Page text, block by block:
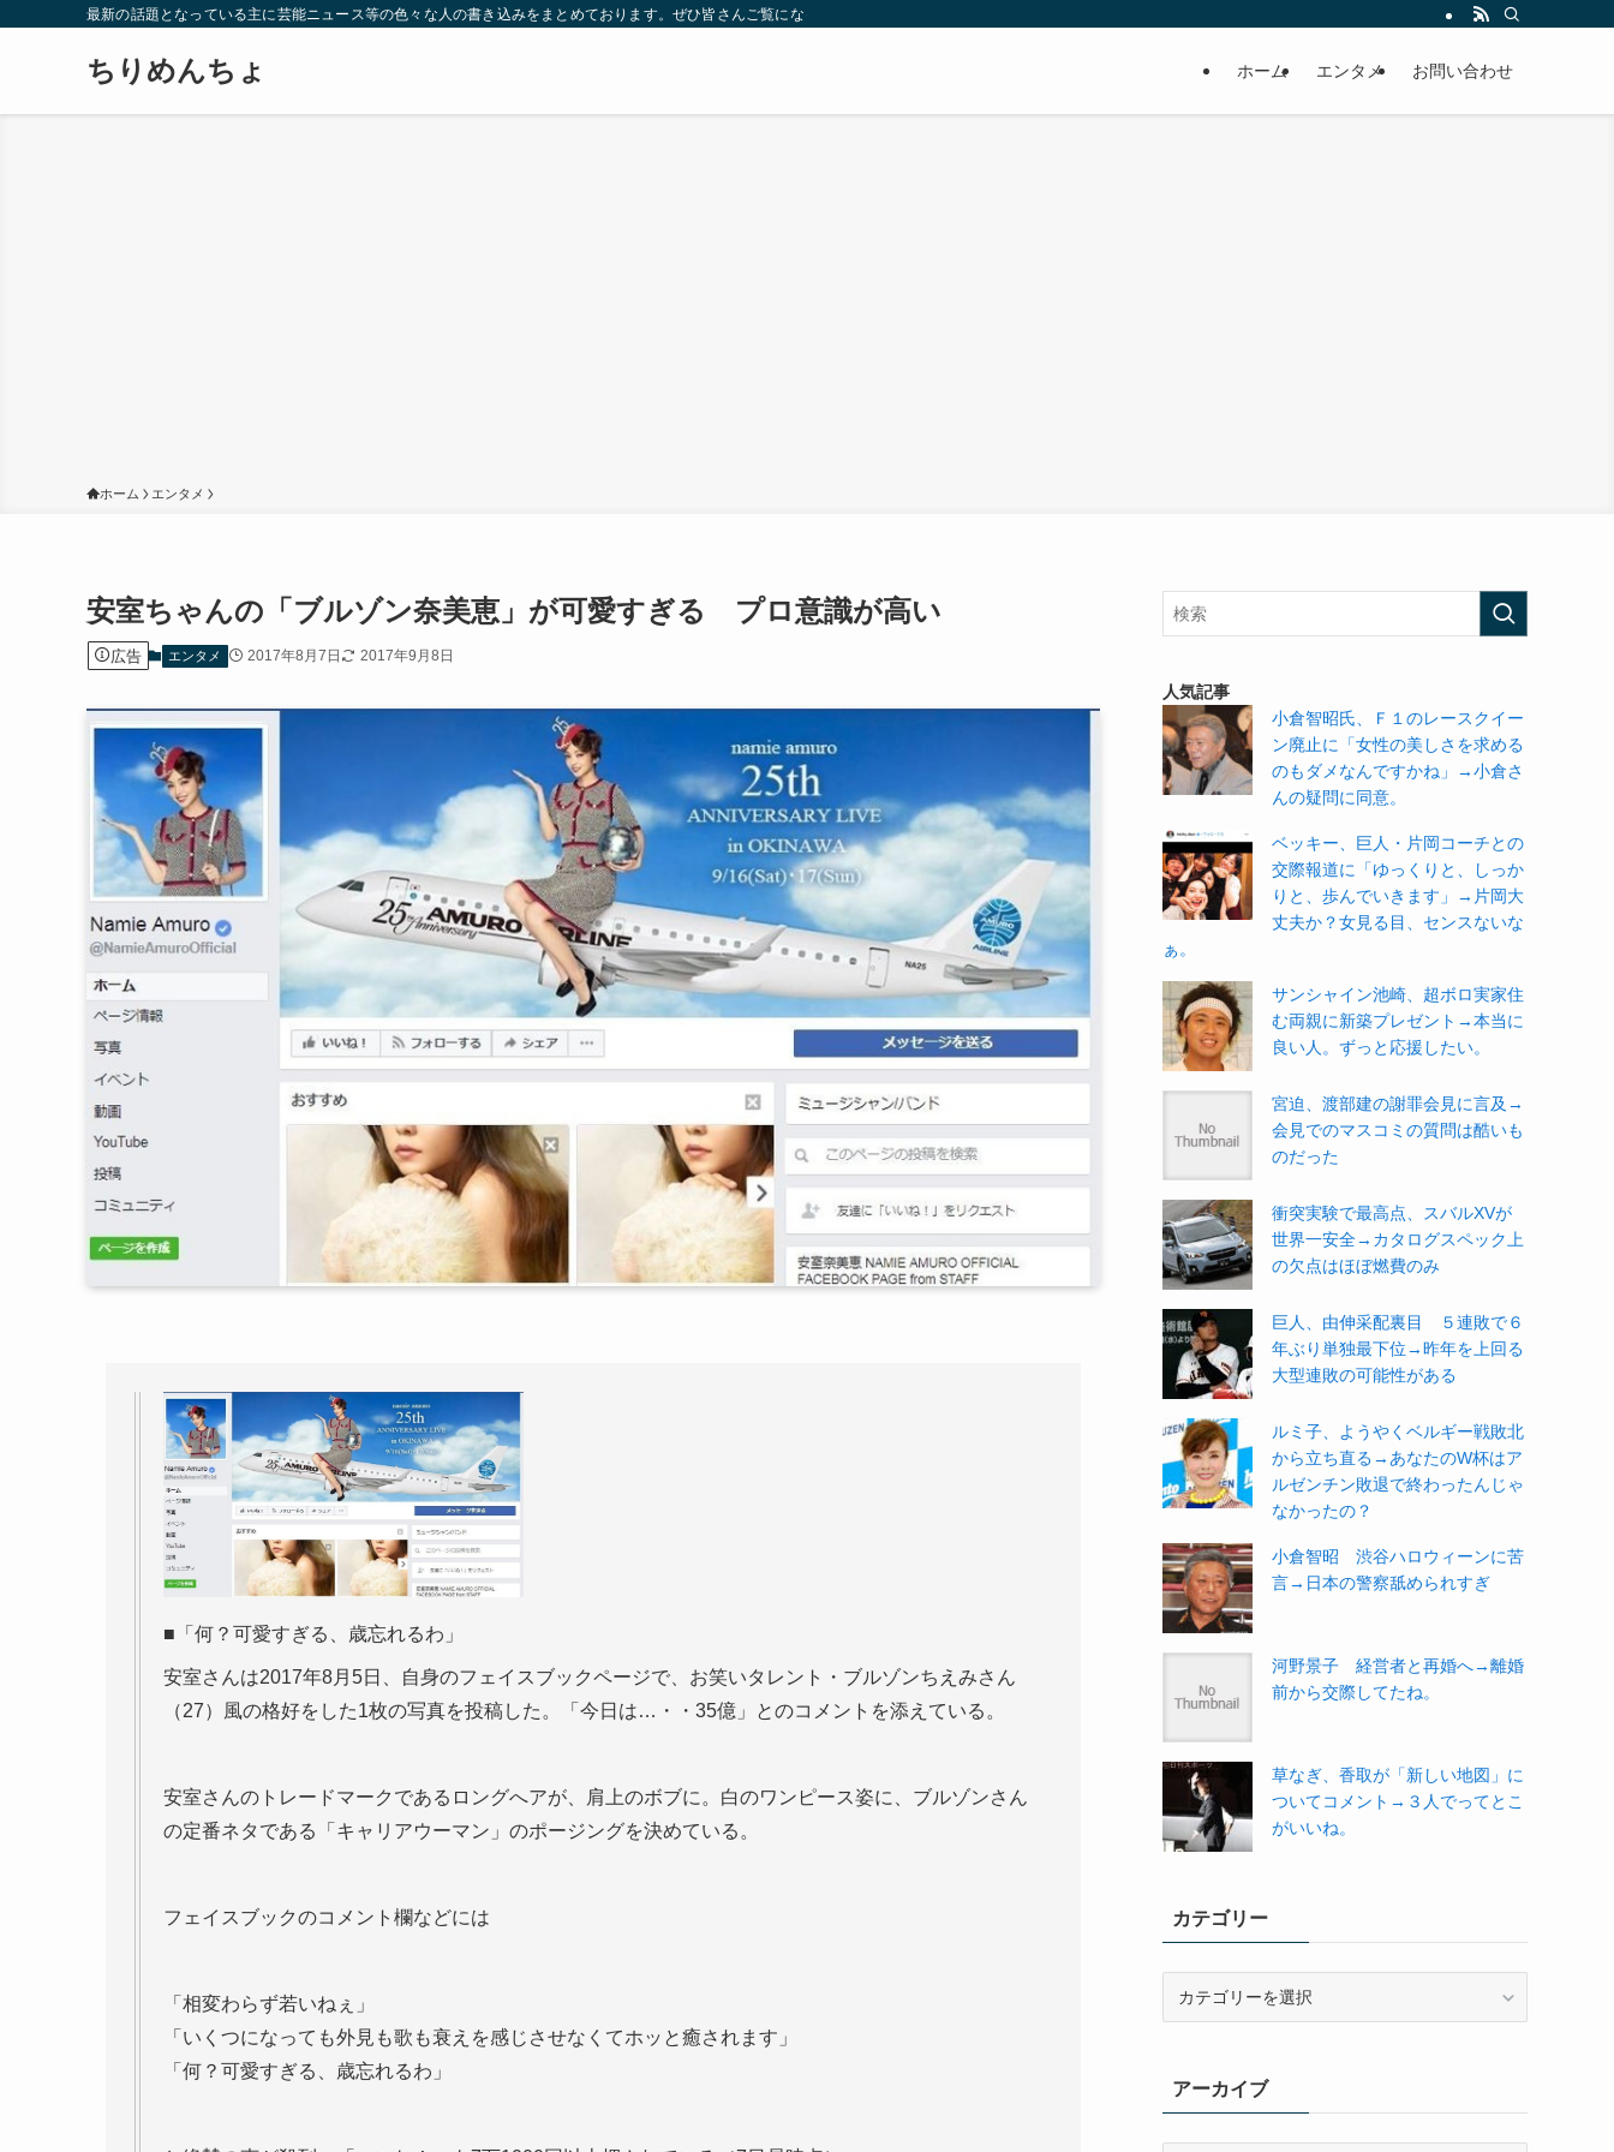
最新の話題となっている主に芸能ニュース等の色々な人の書き込みをまとめております。ぜひ皆さんご覧になっていってください。
ちりめんちょ ホーム エンタメ お問い合わせ
ホーム エンタメ
安室ちゃんの「ブルゾン奈美恵」が可愛すぎる プロ意識が高い
広告 エンタメ 2017年8月7日 2017年9月8日
■「何？可愛すぎる、歳忘れるわ」
安室さんは2017年8月5日、自身のフェイスブックページで、お笑いタレント・ブルゾンちえみさん
（27）風の格好をした1枚の写真を投稿した。「今日は…・・35億」とのコメントを添えている。
安室さんのトレードマークであるロングへアが、肩上のボブに。白のワンピース姿に、ブルゾンさん
の定番ネタである「キャリアウーマン」のポージングを決めている。
フェイスブックのコメント欄などには
「相変わらず若いねぇ」
「いくつになっても外見も歌も衰えを感じさせなくてホッと癒されます」
「何？可愛すぎる、歳忘れるわ」
人気記事
小倉智昭氏、Ｆ１のレースクイー
ン廃止に「女性の美しさを求める
のもダメなんですかね」→小倉さ
んの疑問に同意。
ベッキー、巨人・片岡コーチとの
交際報道に「ゆっくりと、しっか
りと、歩んでいきます」→片岡大
丈夫か？女見る目、センスないな
ぁ。
サンシャイン池崎、超ボロ実家住
む両親に新築プレゼント→本当に
良い人。ずっと応援したい。
宮迫、渡部建の謝罪会見に言及→
会見でのマスコミの質問は酷いも
のだった
衝突実験で最高点、スバルXVが
世界一安全→カタログスペック上
の欠点はほぼ燃費のみ
巨人、由伸采配裏目 ５連敗で６
年ぶり単独最下位→昨年を上回る
大型連敗の可能性がある
ルミ子、ようやくベルギー戦敗北
から立ち直る→あなたのW杯はア
ルゼンチン敗退で終わったんじゃ
なかったの？
小倉智昭 渋谷ハロウィーンに苦
言→日本の警察舐められすぎ
河野景子 経営者と再婚へ→離婚
前から交際してたね。
草なぎ、香取が「新しい地図」に
ついてコメント→３人でってとこ
がいいね。
カテゴリー
ーアーカイブ